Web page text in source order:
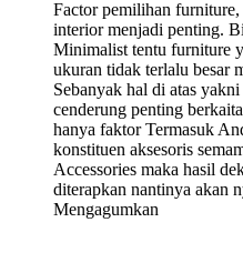
Factor pemilihan furniture,
interior menjadi penting.
Minimalist tentu furniture
ukuran tidak terlalu besar
Sebanyak hal di atas
cenderung penting
hanya faktor Termasuk
konstituen aksesoris
Accessories maka hasil
diterapkan nantinya akan
Mengagumkan